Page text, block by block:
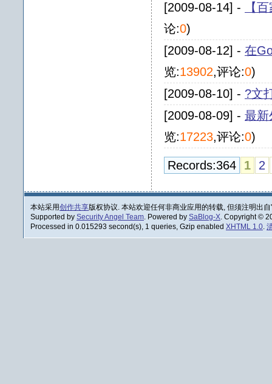
[2009-08-14] -
【
论:0)
[2009-08-12] - 在
览:13902,评论:0)
[2009-08-10] - ?文
[2009-08-09] - 最新
览:17223,评论:0)
Records:364 1 2
本站采用创作共享版权协议. 本站欢迎任何非商业应用的转载, 但须注明出自
Supported by Security Angel Team. Powered by SaBlog-X. Copyright ©
Processed in 0.015293 second(s), 1 queries, Gzip enabled XHTML 1.0.